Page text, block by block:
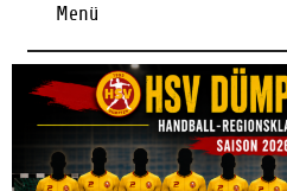
Menü